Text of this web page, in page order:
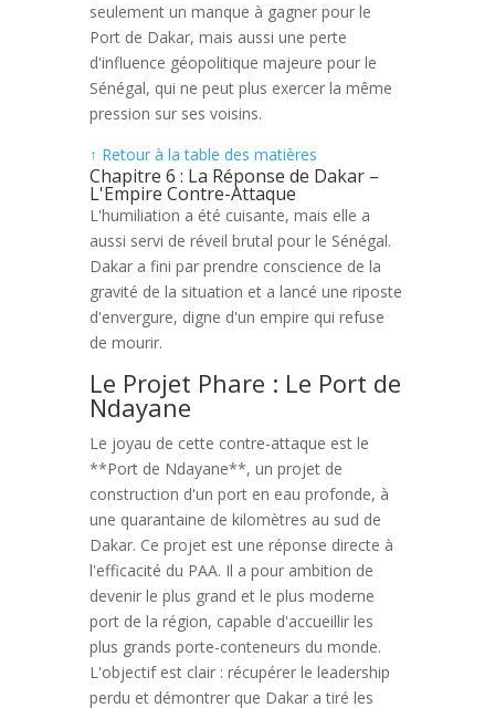
seulement un manque à gagner pour le
Port de Dakar, mais aussi une perte
d'influence géopolitique majeure pour le
Sénégal, qui ne peut plus exercer la même
pression sur ses voisins.
↑ Retour à la table des matières
Chapitre 6 : La Réponse de Dakar –
L'Empire Contre-Attaque
L'humiliation a été cuisante, mais elle a
aussi servi de réveil brutal pour le Sénégal.
Dakar a fini par prendre conscience de la
gravité de la situation et a lancé une riposte
d'envergure, digne d'un empire qui refuse
de mourir.
Le Projet Phare : Le Port de
Ndayane
Le joyau de cette contre-attaque est le
**Port de Ndayane**, un projet de
construction d'un port en eau profonde, à
une quarantaine de kilomètres au sud de
Dakar. Ce projet est une réponse directe à
l'efficacité du PAA. Il a pour ambition de
devenir le plus grand et le plus moderne
port de la région, capable d'accueillir les
plus grands porte-conteneurs du monde.
L'objectif est clair : récupérer le leadership
perdu et démontrer que Dakar a tiré les